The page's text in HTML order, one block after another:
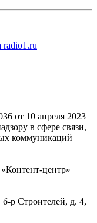
radio1.ru
от 10 апреля 2023
в сфере связи,
коммуникаций
центр»
р Строителей, д. 4,